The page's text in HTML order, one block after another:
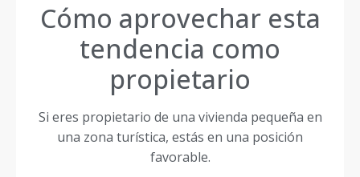
Cómo aprovechar esta
tendencia como
propietario
Si eres propietario de una vivienda pequeña en
una zona turística, estás en una posición
favorable.